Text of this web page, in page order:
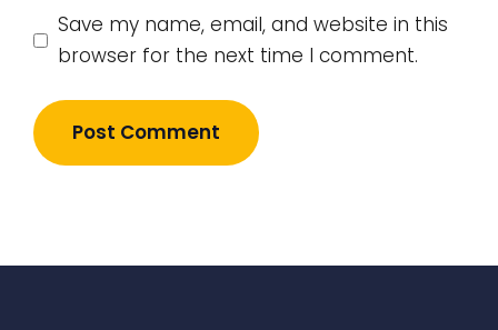
Save my name, email, and website in this
browser for the next time I comment.